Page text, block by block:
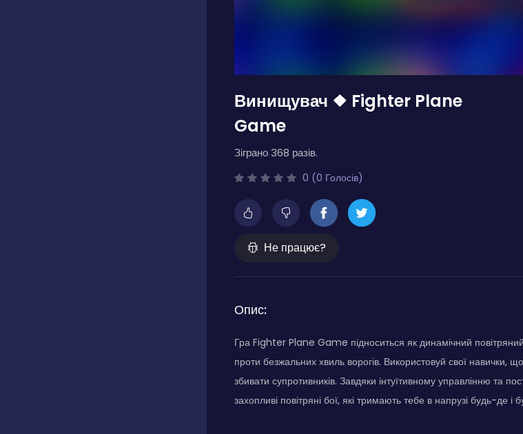
Винищувач ❖ Fighter Plane
Game
Зіграно 368 разів.
0 (0 Голосів)
Не працює?
Опис:
Гра Fighter Plane Game підноситься як динамічний
проти безжальних хвиль ворогів. Використовуй свої навички,
збивати супротивників. Завдяки інтуїтивному управлінню та
захопливі повітряні бої, які тримають тебе в напрузі будь-де і